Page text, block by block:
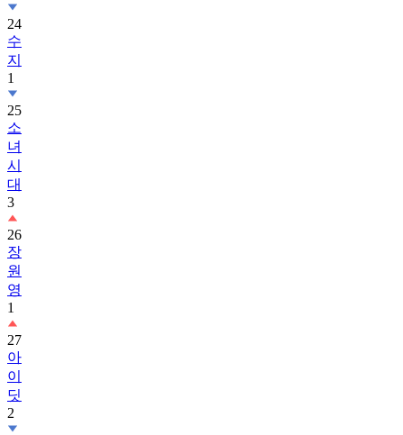
수
지
1
25
소
녀
시
대
3
26
장
원
영
1
27
아
이
딧
2
28
보